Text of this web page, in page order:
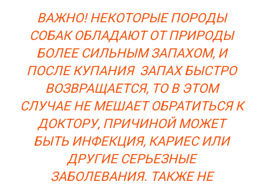
ВАЖНО! НЕКОТОРЫЕ ПОРОДЫ
СОБАК ОБЛАДАЮТ ОТ ПРИРОДЫ
БОЛЕЕ СИЛЬНЫМ ЗАПАХОМ, И
ПОСЛЕ КУПАНИЯ ЗАПАХ БЫСТРО
ВОЗВРАЩАЕТСЯ, ТО В ЭТОМ
СЛУЧАЕ НЕ МЕШАЕТ ОБРАТИТЬСЯ К
ДОКТОРУ, ПРИЧИНОЙ МОЖЕТ
БЫТЬ ИНФЕКЦИЯ, КАРИЕС ИЛИ
ДРУГИЕ СЕРЬЕЗНЫЕ
ЗАБОЛЕВАНИЯ. ТАКЖЕ НЕ